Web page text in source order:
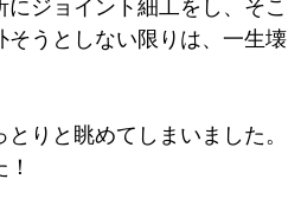
ジョイント細工をし、そこ
うとしない限りは、一生壊
りと眺めてしまいました。